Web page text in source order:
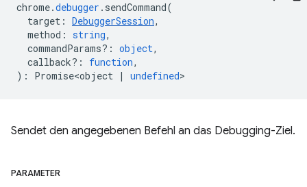
chrome.debugger . sendCommand(
target : DebuggerSession,
method : string,
commandParams? : object,
callback? : function,
) : Promise<object | undefined>
Sendet den angegebenen Befehl an das Debugging-Ziel.
PARAMETER